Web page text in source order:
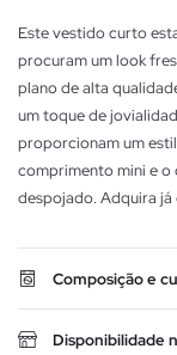
Este vestido curto
procuram um look
plano de alta
um toque de
proporcionam um
comprimento mini e o
despojado. Adquira já
Composição e
Disponibilidade